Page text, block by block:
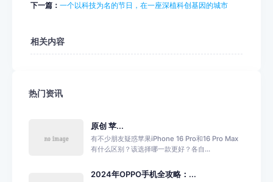
下一篇： 一个以科技为名的节日，在一座深植科创基因的城市
相关内容
热门资讯
原创 苹...
有不少朋友疑惑苹果iPhone 16 Pro和16 Pro Max
有什么区别？该选择哪一款更好？各自...
2024年OPPO手机全攻略：...